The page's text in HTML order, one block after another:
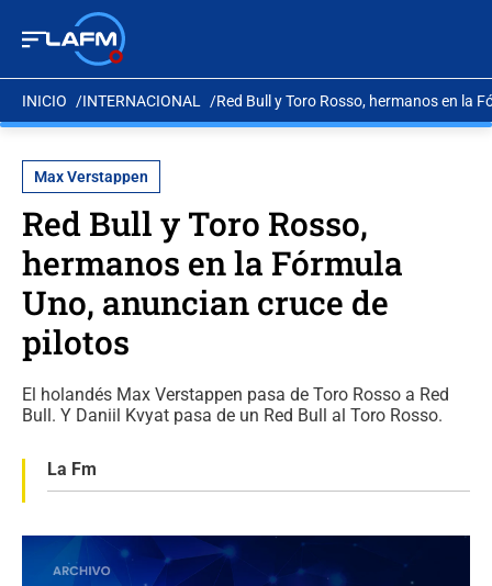
INICIO INTERNACIONAL Red Bull y Toro Rosso, hermanos en la
Max Verstappen
Red Bull y Toro Rosso,
hermanos en la Fórmula
Uno, anuncian cruce de
pilotos
El holandés Max Verstappen pasa de Toro Rosso a Red
Bull. Y Daniil Kvyat pasa de un Red Bull al Toro Rosso.
La Fm